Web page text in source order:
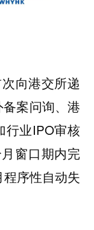
向港交所递
案问询、港
行业IPO审核
窗口期内完
序性自动失